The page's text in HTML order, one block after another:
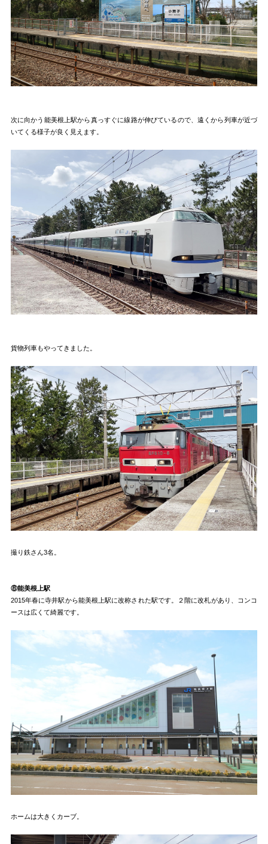
次に向かう能美根上駅から真っすぐに線路が伸びているので、遠くから列車が近づ
いてくる様子が良く見えます。
貨物列車もやってきました。
撮り鉄さん3名。
⑧能美根上駅
2015年春に寺井駅から能美根上駅に改称された駅です。２階に改札があり、コンコ
ースは広くて綺麗です。
ホームは大きくカーブ。